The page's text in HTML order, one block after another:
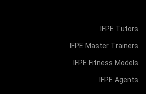
IFPE Tutors
IFPE Master Trainers
IFPE Fitness Models
IFPE Agents